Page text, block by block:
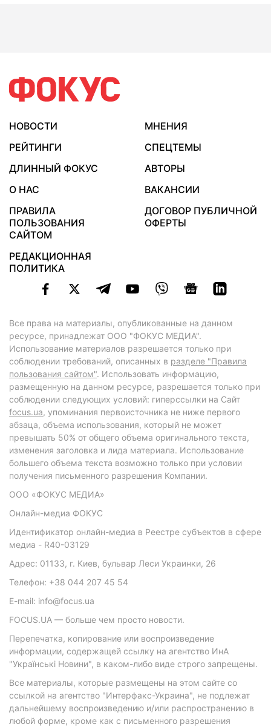
НОВОСТИ
МНЕНИЯ
РЕЙТИНГИ
СПЕЦТЕМЫ
ДЛИННЫЙ ФОКУС
АВТОРЫ
О НАС
ВАКАНСИИ
ПРАВИЛА
ПОЛЬЗОВАНИЯ
САЙТОМ
ДОГОВОР ПУБЛИЧНОЙ
ОФЕРТЫ
РЕДАКЦИОННАЯ
ПОЛИТИКА
Все права на материалы, опубликованные на данном
ресурсе, принадлежат ООО "ФОКУС МЕДИА".
Использование материалов разрешается только при
соблюдении требований, описанных в разделе "Правила
пользования сайтом". Использовать информацию,
размещенную на данном ресурсе, разрешается только при
соблюдении следующих условий: гиперссылки на Сайт
focus.ua, упоминания первоисточника не ниже первого
абзаца, объема использования, который не может
превышать 50% от общего объема оригинального текста,
изменения заголовка и лида материала. Использование
большего объема текста возможно только при условии
получения письменного разрешения Компании.
ООО «ФОКУС МЕДИА»
Онлайн-медиа ФОКУС
Идентификатор онлайн-медиа в Реестре субъектов в сфере
медиа - R40-03129
Адрес: 01133, г. Киев, бульвар Леси Украинки, 26
Телефон: +38 044 207 45 54
E-mail: info@focus.ua
FOCUS.UA — больше чем просто новости.
Перепечатка, копирование или воспроизведение
информации, содержащей ссылку на агентство ИнА
"Українські Новини", в каком-либо виде строго запрещены.
Все материалы, которые размещены на этом сайте со
ссылкой на агентство "Интерфакс-Украина", не подлежат
дальнейшему воспроизведению и/или распространению в
любой форме, кроме как с письменного разрешения